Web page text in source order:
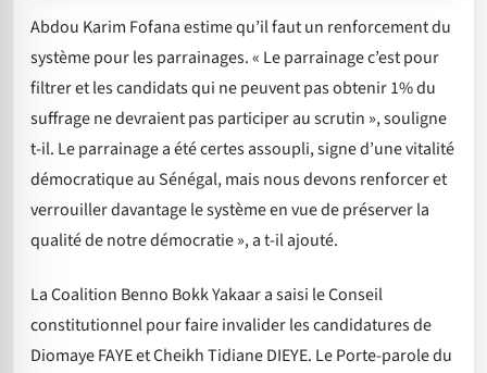
Abdou Karim Fofana estime qu’il faut un renforcement du
système pour les parrainages. « Le parrainage c’est pour
filtrer et les candidats qui ne peuvent pas obtenir 1% du
suffrage ne devraient pas participer au scrutin », souligne
t-il. Le parrainage a été certes assoupli, signe d’une vitalité
démocratique au Sénégal, mais nous devons renforcer et
verrouiller davantage le système en vue de préserver la
qualité de notre démocratie », a t-il ajouté.
La Coalition Benno Bokk Yakaar a saisi le Conseil
constitutionnel pour faire invalider les candidatures de
Diomaye FAYE et Cheikh Tidiane DIEYE. Le Porte-parole du